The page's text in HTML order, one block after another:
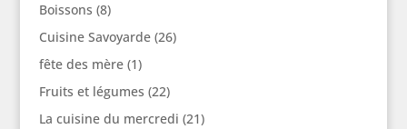
Boissons (8)
Cuisine Savoyarde(26)
fête des mère(1)
Fruits et légumes (22)
La cuisine du mercredi (21)